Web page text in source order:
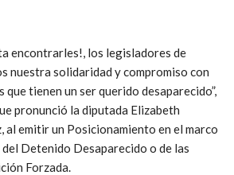
encontrarles!, los legisladores de
nuestra solidaridad y compromiso con
que tienen un ser querido desaparecido”,
pronunció la diputada Elizabeth
al emitir un Posicionamiento en el marco
Detenido Desaparecido o de las
Forzada.